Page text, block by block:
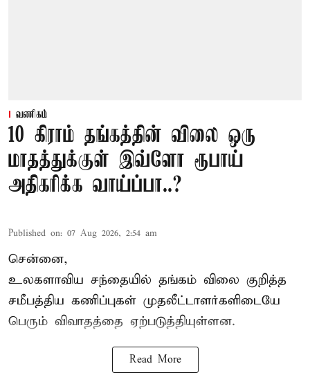
வணிகம்
10 கிராம் தங்கத்தின் விலை ஒரு
மாதத்துக்குள் இவ்ளோ ரூபாய்
அதிகரிக்க வாய்ப்பா..?
Published on: 07 Aug 2026, 2:54 am
சென்னை,
உலகளாவிய சந்தையில் தங்கம் விலை குறித்த
சமீபத்திய கணிப்புகள் முதலீட்டாளர்களிடையே
பெரும் விவாதத்தை ஏற்படுத்தியுள்ளன.
Read More